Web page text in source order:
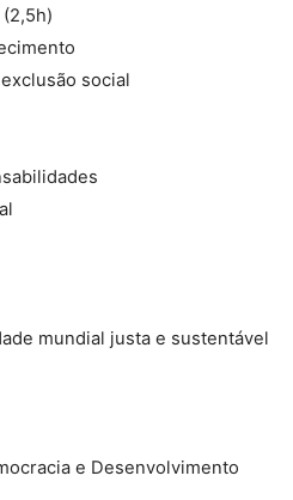
social
mundial justa e sustentável
e Desenvolvimento